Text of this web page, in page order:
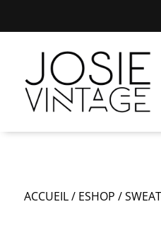
ACCUEIL/ ESHOP /